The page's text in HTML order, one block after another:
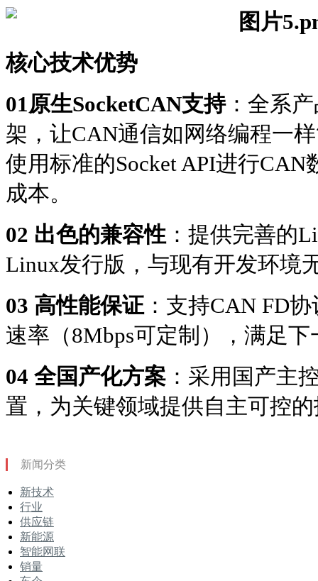
核心技术优势
01原生SocketCAN支持：全系
架，让CAN通信如网络编程一
使用标准的Socket API进行
成本。
02 出色的兼容性 ：提供完善的
Linux发行版，与现有开发环境
03 高性能保证 ：支持CAN FD
速率（8Mbps可定制），满足
04 全国产化方案 ：采用国产主
置，为关键领域提供自主可控
新闻分类
新技术
行业
供应链
新能源
智能网联
销量